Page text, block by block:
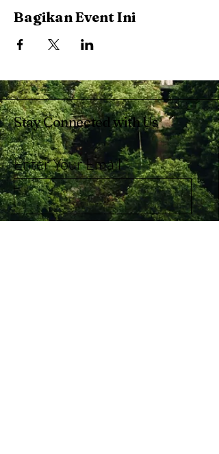
Bagikan Event Ini
Stay Connected with Us
Enter Your Email